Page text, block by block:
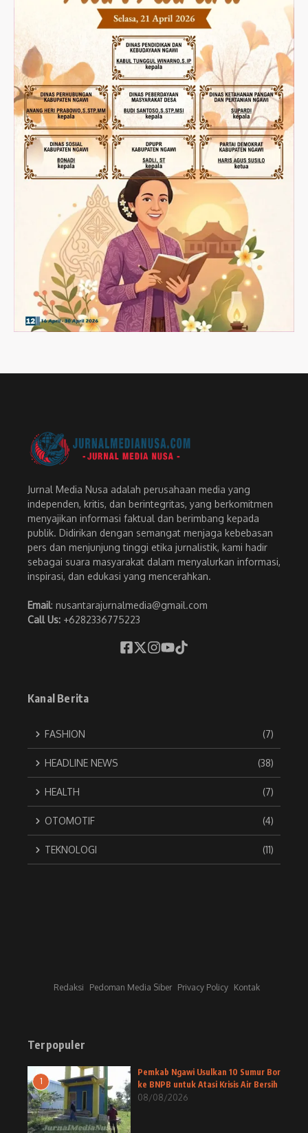
Jurnal Media Nusa adalah perusahaan media yang
independen, kritis, dan berintegritas, yang berkomitmen
menyajikan informasi faktual dan berimbang kepada
publik. Didirikan dengan semangat menjaga kebebasan
pers dan menjunjung tinggi etika jurnalistik, kami hadir
sebagai suara masyarakat dalam menyalurkan informasi,
inspirasi, dan edukasi yang mencerahkan.
Email: nusantarajurnalmedia@gmail.com
Call Us: +6282336775223
Kanal Berita
FASHION (7)
HEADLINE NEWS (38)
HEALTH (7)
OTOMOTIF (4)
TEKNOLOGI (11)
Redaksi Pedoman Media Siber Privacy Policy Kontak
Terpopuler
1
Pemkab Ngawi Usulkan 10 Sumur Bor
ke BNPB untuk Atasi Krisis Air Bersih
08/08/2026